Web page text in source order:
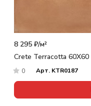
8 295 ₽/м²
Crete Terracotta 60X60
0 Арт. KTR0187